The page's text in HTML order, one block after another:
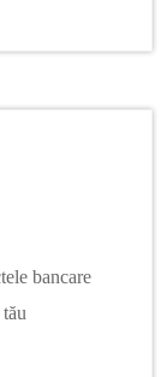
bancare